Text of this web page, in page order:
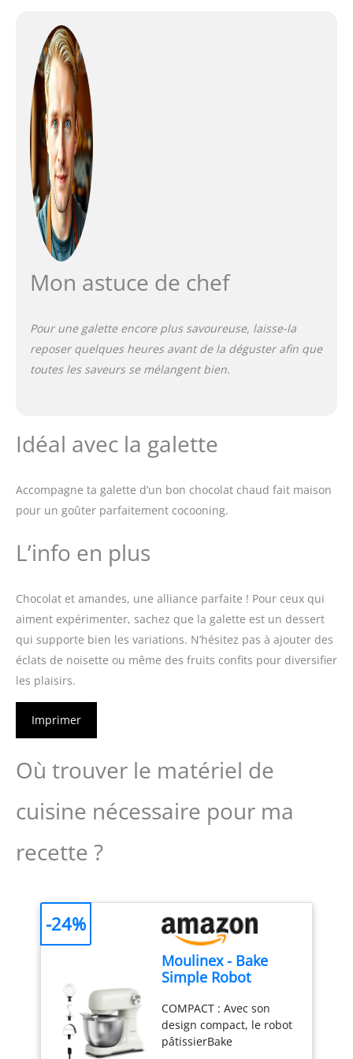
Mon astuce de chef
Pour une galette encore plus savoureuse, laisse-la
reposer quelques heures avant de la déguster afin que
toutes les saveurs se mélangent bien.
Idéal avec la galette
Accompagne ta galette d’un bon chocolat chaud fait maison
pour un goûter parfaitement cocooning.
L’info en plus
Chocolat et amandes, une alliance parfaite ! Pour ceux qui
aiment expérimenter, sachez que la galette est un dessert
qui supporte bien les variations. N’hésitez pas à ajouter des
éclats de noisette ou même des fruits confits pour diversifier
les plaisirs.
Imprimer
Où trouver le matériel de
cuisine nécessaire pour ma
recette ?
Moulinex - Bake
Simple Robot
fouet, batteur et
crochet
COMPACT : Avec son
design compact, le robot
pâtissierBake
-24%